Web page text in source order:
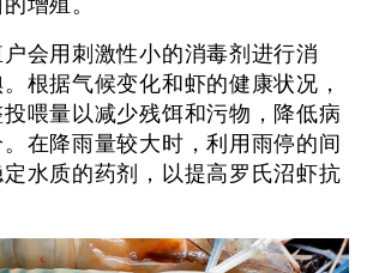
增殖。
会用刺激性小的消毒剂进行消
根据气候变化和虾的健康状况，
喂量以减少残饵和污物，降低病
在降雨量较大时，利用雨停的间
水质的药剂，以提高罗氏沼虾抗